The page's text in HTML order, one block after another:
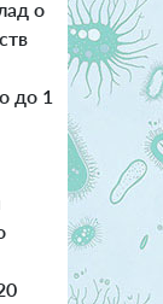
о
до 1